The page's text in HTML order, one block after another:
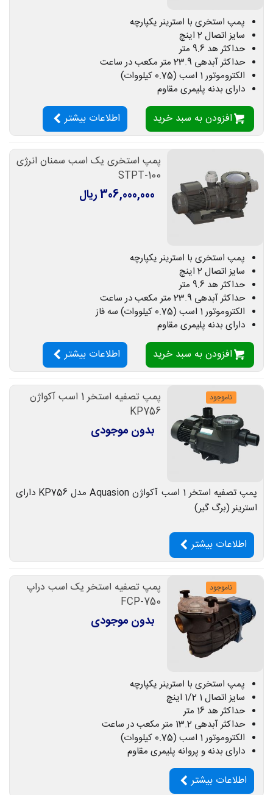
پمپ استخری با استرینر یکپارچه
سایز اتصال 2 اینچ
حداکثر هد 9.6 متر
حداکثر آبدهی 23.9 متر مکعب در ساعت
الکتروموتور 1 اسب (0.75 کیلووات)
دارای بدنه پلیمری مقاوم
افزودن به سبد خرید اطلاعات بیشتر
پمپ استخری یک اسب سمنان انرژی
STPT-100
306,000,000 ریال
پمپ استخری با استرینر یکپارچه
سایز اتصال 2 اینچ
حداکثر هد 9.6 متر
حداکثر آبدهی 23.9 متر مکعب در ساعت
الکتروموتور 1 اسب (0.75 کیلووات) سه فاز
دارای بدنه پلیمری مقاوم
افزودن به سبد خرید اطلاعات بیشتر
ناموجود
پمپ تصفیه استخر 1 اسب آکواژن
KP756
بدون موجودی
پمپ تصفیه استخر 1 اسب آکواژن Aquasion مدل KP756 دارای
استرینر (برگ گیر)
اطلاعات بیشتر
ناموجود
پمپ تصفیه استخر یک اسب دراپ
FCP-750
بدون موجودی
پمپ استخری با استرینر یکپارچه
سایز اتصال 1 1/2 اینچ
حداکثر هد 16 متر
حداکثر آبدهی 13.2 متر مکعب در ساعت
الکتروموتور 1 اسب (0.75 کیلووات)
دارای بدنه و پروانه پلیمری مقاوم
اطلاعات بیشتر